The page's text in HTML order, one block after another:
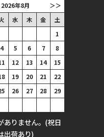
＞＞
2026年8月
水 木 金
土
1
4 5 6 7
8
12 13 14
15
19 20 21
22
26 27 28
29
ありません。(祝日
出荷あり)